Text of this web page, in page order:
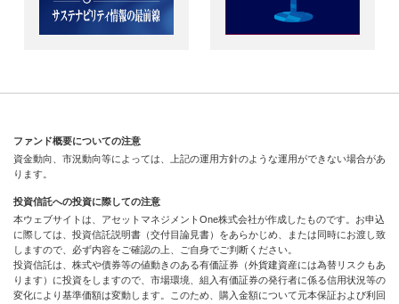
ファンド概要についての注意
資金動向、市況動向等によっては、上記の運用方針のような運用ができない場合があ
ります。
投資信託への投資に際しての注意
本ウェブサイトは、アセットマネジメントOne株式会社が作成したものです。お申込
に際しては、投資信託説明書（交付目論見書）をあらかじめ、または同時にお渡し致
しますので、必ず内容をご確認の上、ご自身でご判断ください。
投資信託は、株式や債券等の値動きのある有価証券（外貨建資産には為替リスクもあ
ります）に投資をしますので、市場環境、組入有価証券の発行者に係る信用状況等の
変化により基準価額は変動します。このため、購入金額について元本保証および利回